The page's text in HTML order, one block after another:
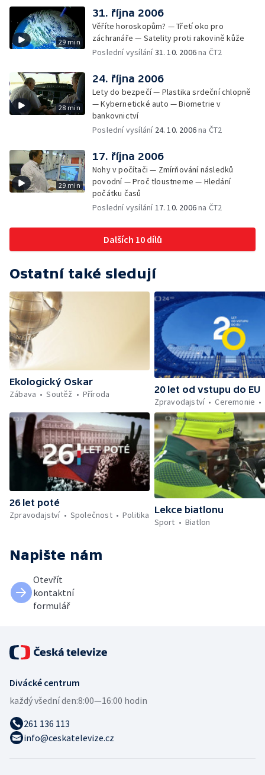
29 min
31. října 2006
Věříte horoskopům? — Třetí oko pro
záchranáře — Satelity proti rakovině kůže
Poslední vysílání31. 10. 2006na ČT2
28 min
24. října 2006
Lety do bezpečí — Plastika srdeční chlopně
— Kybernetické auto — Biometrie v
bankovnictví
Poslední vysílání 24. 10. 2006na ČT2
29 min
17. října 2006
Nohy v počítači — Zmírňování následků
povodní — Proč tloustneme — Hledání
počátku časů
Poslední vysílání17. 10. 2006na ČT2
Dalších 10 dílů
Ostatní také sledují
Ekologický Oskar
Zábava
Soutěž Příroda
20 let od vstupu do EU
Zpravodajství
Ceremonie
26 let poté
Zpravodajství
Společnost Politika
Lekce biatlonu
Sport
Biatlon
Napište nám
Otevřít
kontaktní
formulář
Divácké centrum
každý všední den:8:00—16:00 hodin
261 136 113
info@ceskatelevize.cz